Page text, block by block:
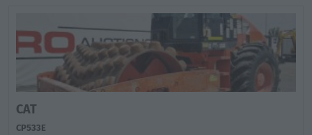
CAT
CP533E